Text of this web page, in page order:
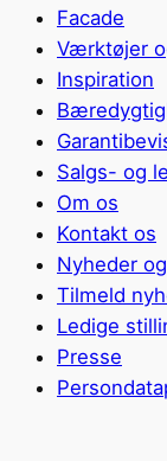
Facade
Værktøjer
Inspiration
Salgs- og
Om os
Kontakt os
Nyheder
Tilmeld
Ledige
Presse